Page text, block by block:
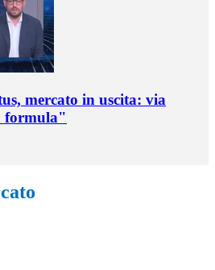
mercato in uscita: via
formula"